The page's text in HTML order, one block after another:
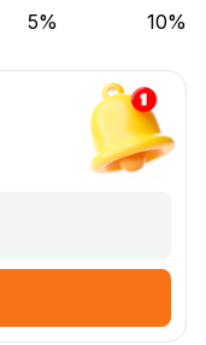
5% 10%